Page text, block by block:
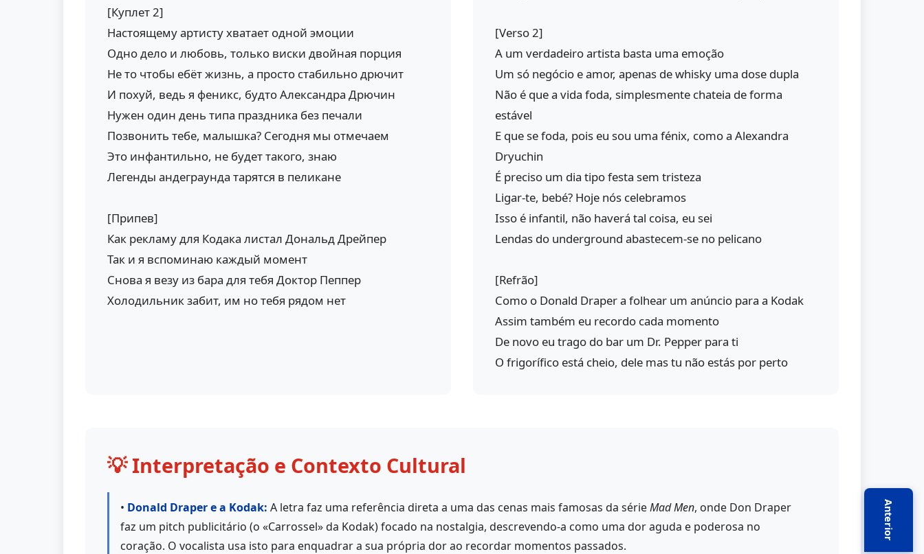
Anterior
[Куплет 2]
Настоящему артисту хватает одной эмоции
Одно дело и любовь, только виски двойная порция
Не то чтобы ебёт жизнь, а просто стабильно дрючит
И похуй, ведь я феникс, будто Александра Дрючин
Нужен один день типа праздника без печали
Позвонить тебе, малышка? Сегодня мы отмечаем
Это инфантильно, не будет такого, знаю
Легенды андеграунда тарятся в пеликане
[Припев]
Как рекламу для Кодака листал Дональд Дрейпер
Так и я вспоминаю каждый момент
Снова я везу из бара для тебя Доктор Пеппер
Холодильник забит, им но тебя рядом нет
[Verso 2]
A um verdadeiro artista basta uma emoção
Um só negócio e amor, apenas de whisky uma dose dupla
Não é que a vida foda, simplesmente chateia de forma
estável
E que se foda, pois eu sou uma fénix, como a Alexandra
Dryuchin
É preciso um dia tipo festa sem tristeza
Ligar-te, bebé? Hoje nós celebramos
Isso é infantil, não haverá tal coisa, eu sei
Lendas do underground abastecem-se no pelicano
[Refrão]
Como o Donald Draper a folhear um anúncio para a Kodak
Assim também eu recordo cada momento
De novo eu trago do bar um Dr. Pepper para ti
O frigorífico está cheio, dele mas tu não estás por perto
💡 Interpretação e Contexto Cultural
• Donald Draper e a Kodak: A letra faz uma referência direta a uma das cenas mais famosas da sérieMad Men, onde Don Draper
faz um pitch publicitário (o «Carrossel» da Kodak) focado na nostalgia, descrevendo-a como uma dor aguda e poderosa no
coração. O vocalista usa isto para enquadrar a sua própria dor ao recordar momentos passados.